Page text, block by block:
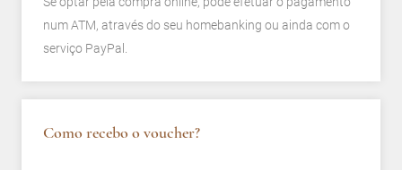
num ATM, através do seu homebanking ou ainda com o
serviço PayPal.
Como recebo o voucher?